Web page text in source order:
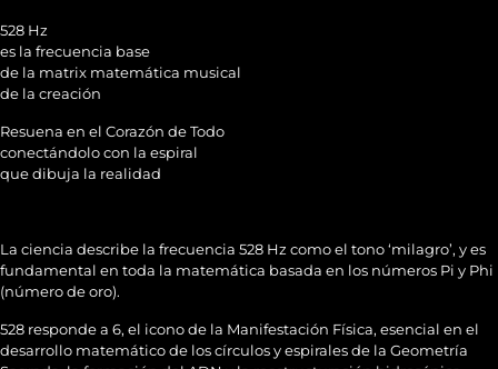
528 Hz
es la frecuencia base
de la matrix matemática musical
de la creación
Resuena en el Corazón de Todo
conectándolo con la espiral
que dibuja la realidad
La ciencia describe la frecuencia 528 Hz como el tono ‘milagro’, y es
fundamental en toda la matemática basada en los números Pi y Phi
(número de oro).
528 responde a 6, el icono de la Manifestación Física, esencial en el
desarrollo matemático de los círculos y espirales de la Geometría